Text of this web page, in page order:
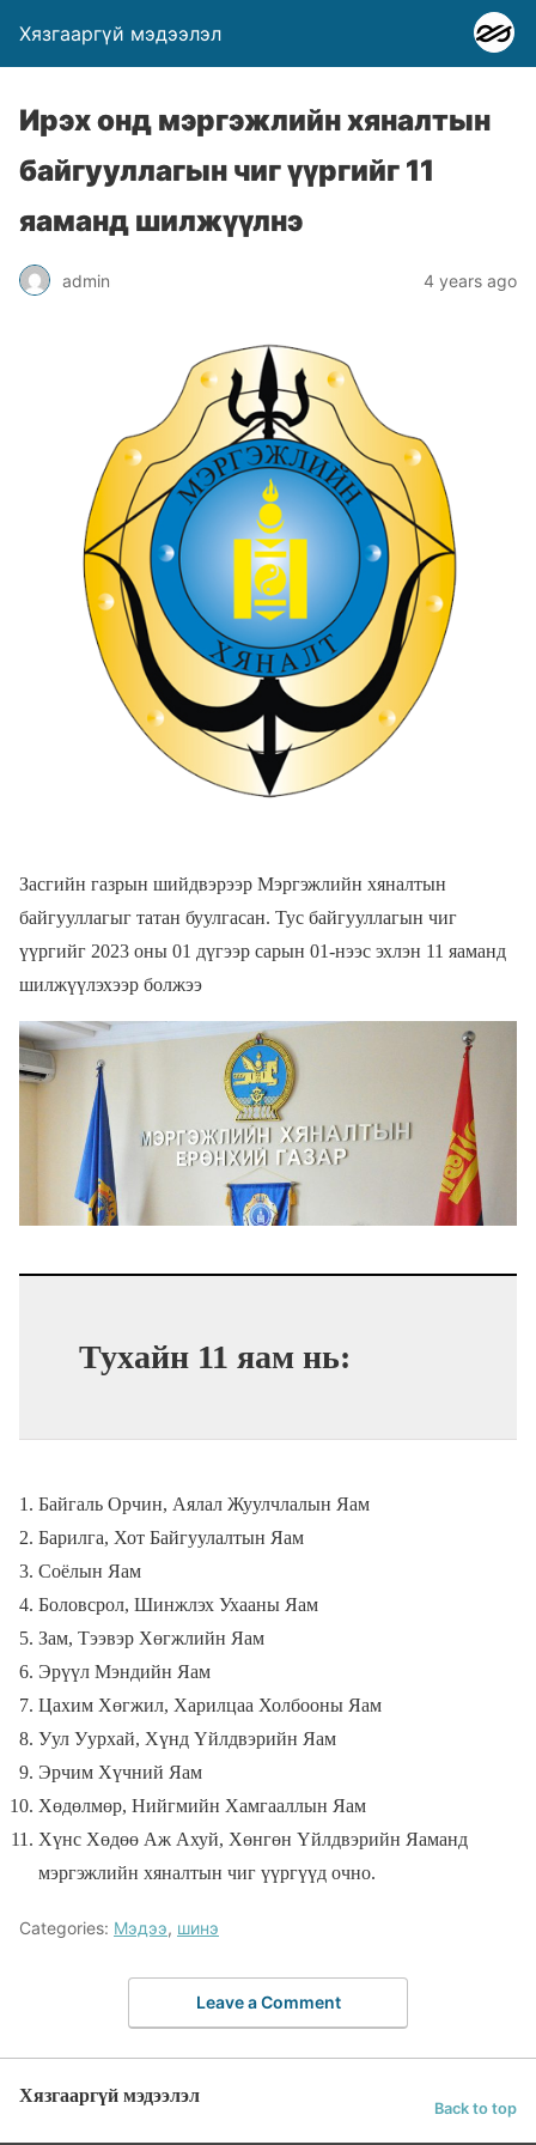
Хязгааргүй мэдээлэл
Ирэх онд мэргэжлийн хяналтын
байгууллагын чиг үүргийг 11
яаманд шилжүүлнэ
admin 4 years ago
Засгийн газрын шийдвэрээр Мэргэжлийн хяналтын
байгууллагыг татан буулгасан. Тус байгууллагын чиг
үүргийг 2023 оны 01 дүгээр сарын 01-нээс эхлэн 11 яаманд
шилжүүлэхээр болжээ
Тухайн 11 яам нь:
Байгаль Орчин, Аялал Жуулчлалын Яам
Барилга, Хот Байгуулалтын Яам
Соёлын Яам
Боловсрол, Шинжлэх Ухааны Яам
Зам, Тээвэр Хөгжлийн Яам
Эрүүл Мэндийн Яам
Цахим Хөгжил, Харилцаа Холбооны Яам
Уул Уурхай, Хүнд Үйлдвэрийн Яам
Эрчим Хүчний Яам
Хөдөлмөр, Нийгмийн Хамгааллын Яам
Хүнс Хөдөө Аж Ахуй, Хөнгөн Үйлдвэрийн Яаманд
мэргэжлийн хяналтын чиг үүргүүд очно.
Categories: Мэдээ, шинэ
Leave a Comment
Хязгааргүй мэдээлэл
Back to top